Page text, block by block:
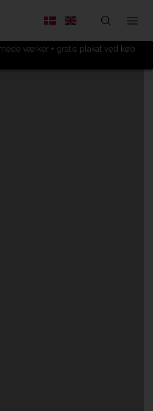
værker + gratis plakat ved køb